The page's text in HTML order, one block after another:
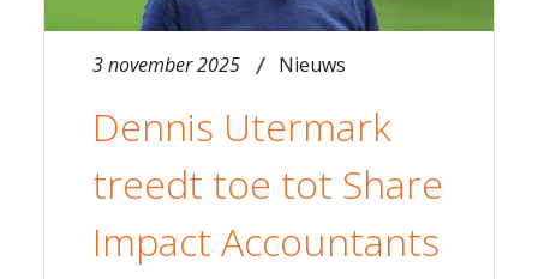
3 november 2025 Nieuws
Dennis Utermark
treedt toe tot Share
Impact Accountants